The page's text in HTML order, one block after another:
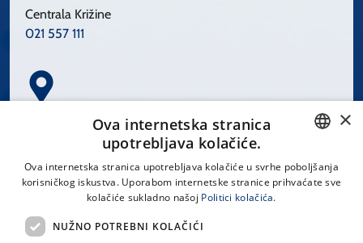
Centrala Križine
021 557 111
Spinčićeva 1, 21000 Split
CROATIAN
×
Ova internetska stranica
upotrebljava kolačiće.
Ova internetska stranica upotrebljava kolačiće u svrhe poboljšanja
korisničkog iskustva. Uporabom internetske stranice prihvaćate sve
kolačiće sukladno našoj Politici kolačića.
NUŽNO POTREBNI KOLAČIĆI